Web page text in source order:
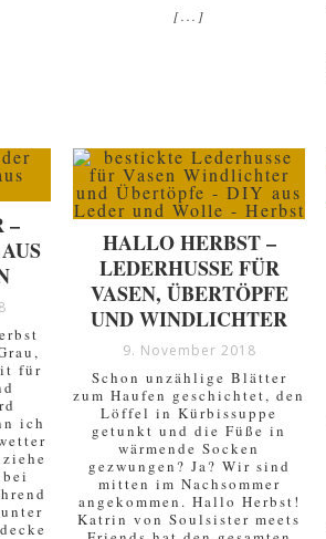
[...]
–
für
ich
HALLO HERBST –
LEDERHUSSE FÜR
VASEN, ÜBERTÖPFE
UND WINDLICHTER
9. November 2018
Schon unzählige Blätter
zum Haufen geschichtet, den
Löffel in Kürbissuppe
getunkt und die Füße in
wärmende Socken
gezwungen? Ja? Wir sind
mitten im Nachsommer
angekommen. Hallo Herbst!
Katrin von Soulsister meets